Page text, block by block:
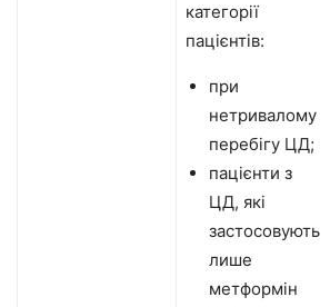
категорії
пацієнтів:
при
нетривалому
перебігу ЦД;
пацієнти з
ЦД, які
застосовують
лише
метформін